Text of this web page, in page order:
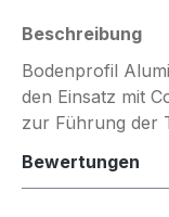
Beschreibung
Bodenprofil
den Einsatz mit
zur Führung der
Bewertungen